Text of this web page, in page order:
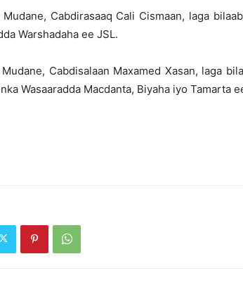
Cabdirasaaq Cali Cismaan, laga
Warshadaha ee JSL.
Cabdisalaan Maxamed Xasan, laga
Wasaaradda Macdanta, Biyaha iyo Tamarta